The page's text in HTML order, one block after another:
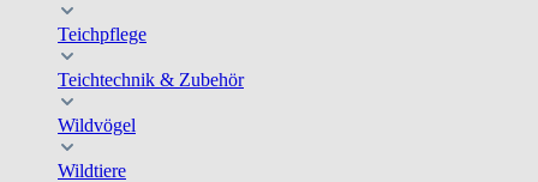
Teichpflege
Teichtechnik & Zubehör
Wildvögel
Wildtiere